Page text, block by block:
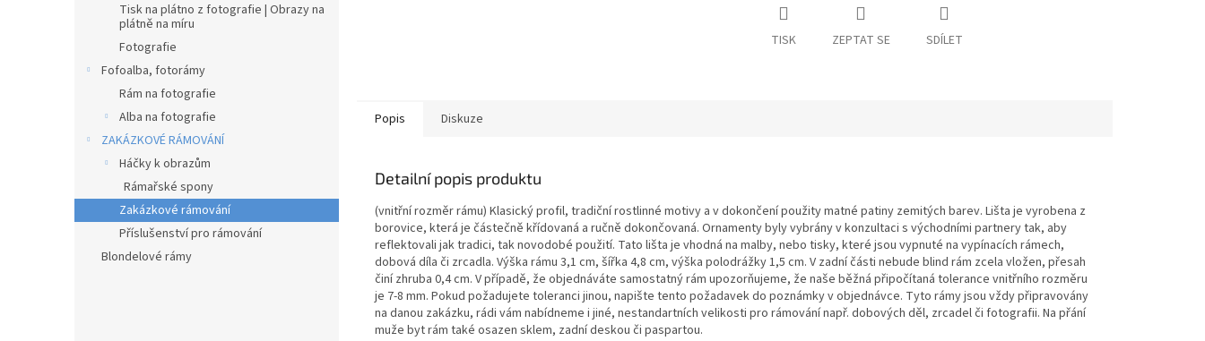
Tisk na plátno z fotografie | Obrazy na
plátně na míru
Fotografie
Fofoalba, fotorámy
Rám na fotografie
Alba na fotografie
ZAKÁZKOVÉ RÁMOVÁNÍ
Háčky k obrazům
Rámařské spony
Zakázkové rámování
Příslušenství pro rámování
Blondelové rámy
TISK ZEPTAT SE SDÍLET
Popis Diskuze
Detailní popis produktu
(vnitřní rozměr rámu) Klasický profil, tradiční rostlinné motivy a v dokončení použity matné patiny zemitých barev. Lišta je vyrobena z
borovice, která je částečně křídovaná a ručně dokončovaná. Ornamenty byly vybrány v konzultaci s východními partnery tak, aby
reflektovali jak tradici, tak novodobé použití. Tato lišta je vhodná na malby, nebo tisky, které jsou vypnuté na vypínacích rámech,
dobová díla či zrcadla. Výška rámu 3,1 cm, šířka 4,8 cm, výška polodrážky 1,5 cm. V zadní části nebude blind rám zcela vložen, přesah
činí zhruba 0,4 cm. V případě, že objednáváte samostatný rám upozorňujeme, že naše běžná připočítaná tolerance vnitřního rozměru
je 7-8 mm. Pokud požadujete toleranci jinou, napište tento požadavek do poznámky v objednávce. Tyto rámy jsou vždy připravovány
na danou zakázku, rádi vám nabídneme i jiné, nestandartních velikosti pro rámování např. dobových děl, zrcadel či fotografii. Na přání
muže byt rám také osazen sklem, zadní deskou či paspartou.